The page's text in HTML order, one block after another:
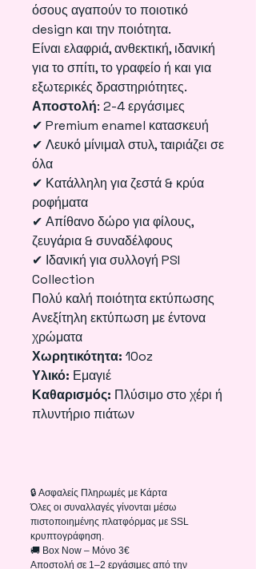
όσους αγαπούν το ποιοτικό
design και την ποιότητα.
Είναι ελαφριά, ανθεκτική, ιδανική
για το σπίτι, το γραφείο ή και για
εξωτερικές δραστηριότητες.
Αποστολή: 2-4 εργάσιμες
✔ Premium enamel κατασκευή
✔ Λευκό μίνιμαλ στυλ, ταιριάζει σε
όλα
✔ Κατάλληλη για ζεστά & κρύα
ροφήματα
✔ Απίθανο δώρο για φίλους,
ζευγάρια & συναδέλφους
✔ Ιδανική για συλλογή PSI
Collection
Πολύ καλή ποιότητα εκτύπωσης
Ανεξίτηλη εκτύπωση με έντονα
χρώματα
Χωρητικότητα: 10oz
Υλικό: Εμαγιέ
Καθαρισμός: Πλύσιμο στο χέρι ή
πλυντήριο πιάτων
🔒 Ασφαλείς Πληρωμές με Κάρτα
Όλες οι συναλλαγές γίνονται μέσω
πιστοποιημένης πλατφόρμας με SSL
κρυπτογράφηση.
🚚 Box Now – Μόνο 3€
Αποστολή σε 1–2 εργάσιμες από την